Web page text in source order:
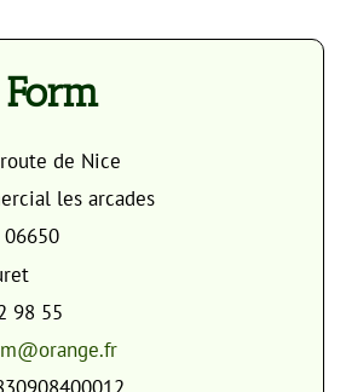
de Nice
les arcades
06650
98 55